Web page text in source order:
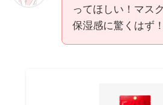
ってほしい！マス
保湿感に驚くはず！